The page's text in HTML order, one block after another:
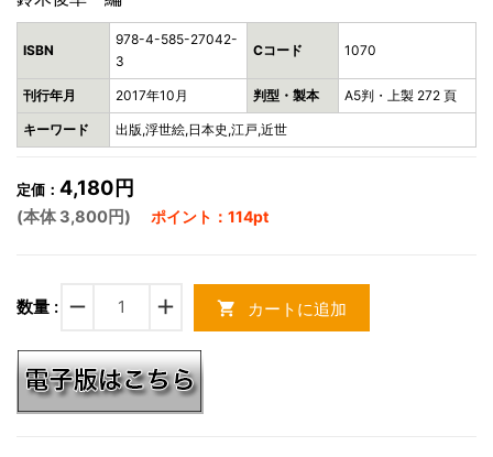
ISBN
978-4-585-27042-
3
Cコード 1070
刊行年月 2017年10月 判型・製本 A5判・上製 272 頁
キーワード 出版,浮世絵,日本史,江戸,近世
定価： 4,180円
(本体 3,800円) ポイント：114pt
数量 : remove add shopping_cart カートに追加